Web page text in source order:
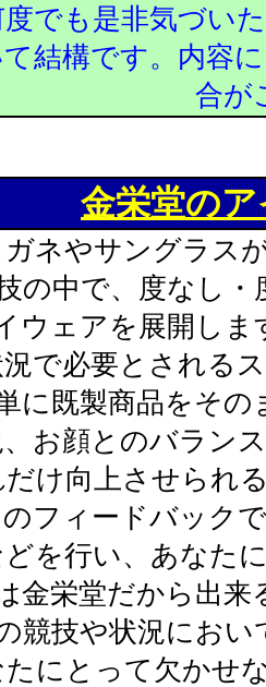
でも是非気づい
結構です。内容
合が
金栄堂の
ネやサングラス
の中で、度なし
ウェアを展開し
で必要とされる
に既製商品をそ
お顔とのバラン
け向上させられ
フィードバック
どを行い、あなた
金栄堂だから出
競技や状況にお
たにとって欠かせ